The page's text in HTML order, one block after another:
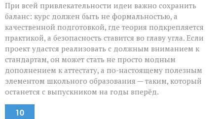
При всей привлекательности идеи важно сохранить
баланс: курс должен быть не формальностью, а
качественной подготовкой, где теория подкрепляется
практикой, а безопасность ставится во главу угла. Если
проект удастся реализовать с должным вниманием к
стандартам, он может стать не просто модным
дополнением к аттестату, а по-настоящему полезным
элементом школьного образования — таким, который
останется с выпускником на годы вперёд.
10